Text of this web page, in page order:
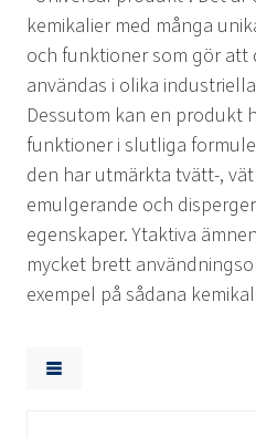
kemikalier med många
och funktioner som gör att
användas i olika
Dessutom kan en produkt
funktioner i slutliga
den har utmärkta tvätt-,
emulgerande och
egenskaper. Ytaktiva
mycket brett
exempel på sådana